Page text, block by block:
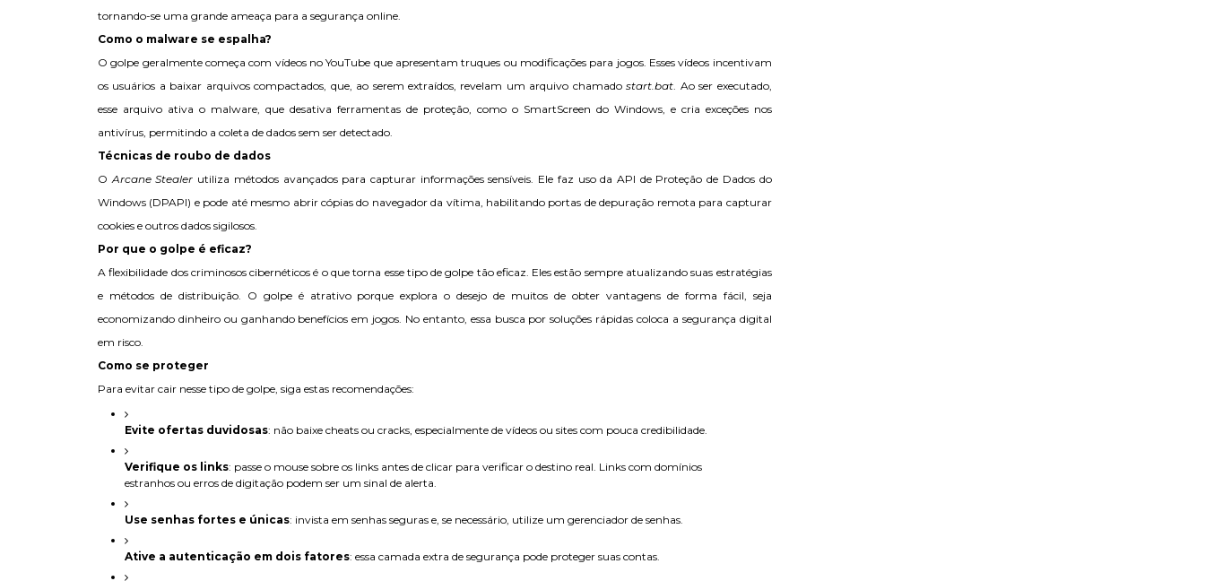
tornando-se uma grande ameaça para a segurança online.
Como o malware se espalha?
O golpe geralmente começa com vídeos no YouTube que apresentam truques ou modificações para jogos. Esses vídeos incentivam
os usuários a baixar arquivos compactados, que, ao serem extraídos, revelam um arquivo chamadostart.bat. Ao ser executado,
esse arquivo ativa o malware, que desativa ferramentas de proteção, como o SmartScreen do Windows, e cria exceções nos
antivírus, permitindo a coleta de dados sem ser detectado.
Técnicas de roubo de dados
OArcane Stealer utiliza métodos avançados para capturar informações sensíveis. Ele faz uso da API de Proteção de Dados do
Windows (DPAPI) e pode até mesmo abrir cópias do navegador da vítima, habilitando portas de depuração remota para capturar
cookies e outros dados sigilosos.
Por que o golpe é eficaz?
A flexibilidade dos criminosos cibernéticos é o que torna esse tipo de golpe tão eficaz. Eles estão sempre atualizando suas estratégias
e métodos de distribuição. O golpe é atrativo porque explora o desejo de muitos de obter vantagens de forma fácil, seja
economizando dinheiro ou ganhando benefícios em jogos. No entanto, essa busca por soluções rápidas coloca a segurança digital
em risco.
Como se proteger
Para evitar cair nesse tipo de golpe, siga estas recomendações:
Evite ofertas duvidosas: não baixe cheats ou cracks, especialmente de vídeos ou sites com pouca credibilidade.
Verifique os links: passe o mouse sobre os links antes de clicar para verificar o destino real. Links com domínios
estranhos ou erros de digitação podem ser um sinal de alerta.
Use senhas fortes e únicas: invista em senhas seguras e, se necessário, utilize um gerenciador de senhas.
Ative a autenticação em dois fatores: essa camada extra de segurança pode proteger suas contas.